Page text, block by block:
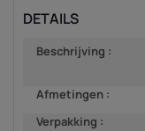
DETAILS
Beschrijving :
Afmetingen :
Verpakking :